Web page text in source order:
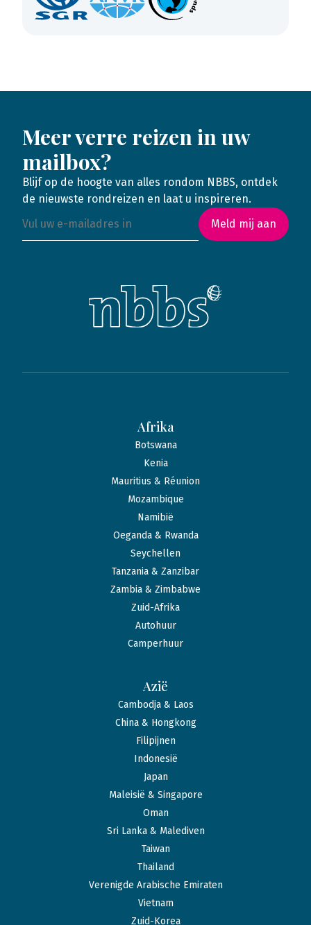
Meer verre reizen in uw
mailbox?
Blijf op de hoogte van alles rondom NBBS, ontdek
de nieuwste rondreizen en laat u inspireren.
Meld mij aan
Afrika
Botswana
Kenia
Mauritius & Réunion
Mozambique
Namibië
Oeganda & Rwanda
Seychellen
Tanzania & Zanzibar
Zambia & Zimbabwe
Zuid-Afrika
Autohuur
Camperhuur
Azië
Cambodja & Laos
China & Hongkong
Filipijnen
Indonesië
Japan
Maleisië & Singapore
Oman
Sri Lanka & Malediven
Taiwan
Thailand
Verenigde Arabische Emiraten
Vietnam
Zuid-Korea